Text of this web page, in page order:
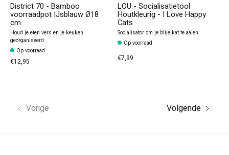
District 70 - Bamboo
voorraadpot IJsblauw Ø18
cm
Houd je eten vers en je keuken
georganiseerd
Op voorraad
€12,95
LOU - Socialisatietool
Houtkleurig - I Love Happy
Cats
Socialisator om je blije kat te aaien
Op voorraad
€7,99
Vorige Volgende